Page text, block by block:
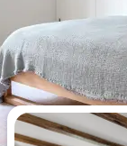
今週最も